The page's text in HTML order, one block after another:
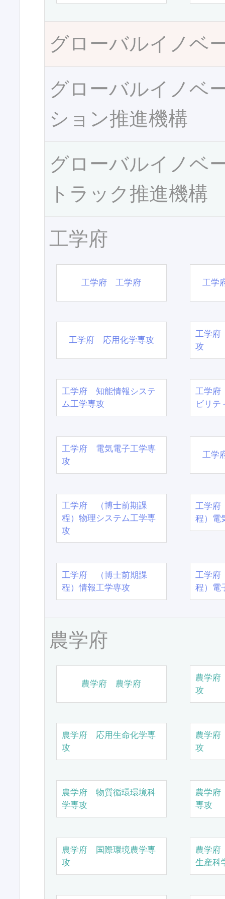
グローバルイノベ
グローバルイノベ
ション推進機構
グローバルイノベ
トラック推進機構
工学府
工学府 工学府 工学
工学府 応用化学専攻
工学府
攻
工学府 知能情報システ
ム工学専攻
工学府
ビリテ
工学府 電気電子工学専
攻
工学
工学府 （博士前期課
程）物理システム工学専
攻
工学
程）電
工学府 （博士前期課
程）情報工学専攻
工学
程）電
農学府
農学府 農学府
農学
攻
農学府 応用生命化学専
攻
農学
攻
農学府 物質循環環境科
学専攻
農学
専攻
農学府 国際環境農学専
攻
農学
生産科